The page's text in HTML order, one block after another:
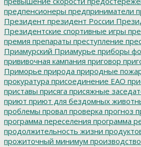
предпенсионеры предприниматели
Президент президент России
Президентские спортивные игры
премия препараты преступление
Приамурский Приамурье приборы
прививочная кампания приговор
Приморье природа природные
прокуратура присоединение ЕАО
приставы присяга присяжные
приют приют для бездомных
проблемы провал проверка прогноз
программа переселения программа
продолжительность жизни
прожиточный минимум производство